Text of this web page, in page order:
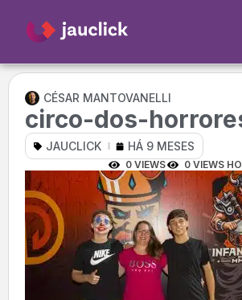
CÉSAR MANTOVANELLI
circo-dos-
JAUCLICK HÁ 9 MESES
0 VIEWS 0 VIEWS